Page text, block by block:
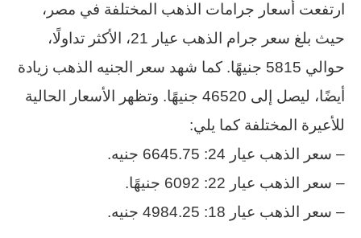
ارتفعت أسعار جرامات الذهب المختلفة في مصر،
حيث بلغ سعر جرام الذهب عيار 21، الأكثر تداولًا،
حوالي 5815 جنيهًا. كما شهد سعر الجنيه الذهب زيادة
أيضًا، ليصل إلى 46520 جنيهًا. وتظهر الأسعار الحالية
للأعيرة المختلفة كما يلي:
– سعر الذهب عيار 24: 6645.75 جنيه.
– سعر الذهب عيار 22: 6092 جنيهًا.
– سعر الذهب عيار 18: 4984.25 جنيه.